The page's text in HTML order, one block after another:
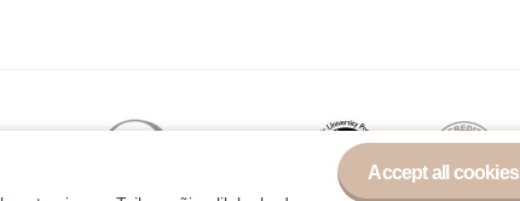
Accept all cookies